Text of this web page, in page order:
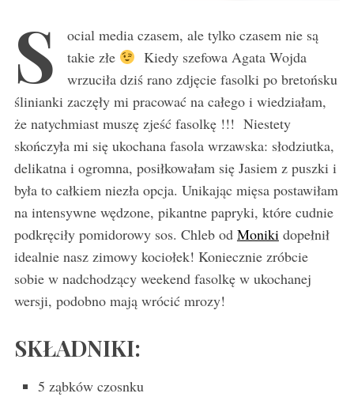
S
ocial media czasem, ale tylko czasem nie są
takie złe
Kiedy szefowa Agata Wojda
wrzuciła dziś rano zdjęcie fasolki po bretońsku
ślinianki zaczęły mi pracować na całego i wiedziałam,
że natychmiast muszę zjeść fasolkę !!! Niestety
skończyła mi się ukochana fasola wrzawska: słodziutka,
delikatna i ogromna, posiłkowałam się Jasiem z puszki i
była to całkiem niezła opcja. Unikając mięsa postawiłam
na intensywne wędzone, pikantne papryki, które cudnie
podkręciły pomidorowy sos. Chleb od Moniki dopełnił
idealnie nasz zimowy kociołek! Koniecznie zróbcie
sobie w nadchodzący weekend fasolkę w ukochanej
wersji, podobno mają wrócić mrozy!
SKŁADNIKI:
5 ząbków czosnku